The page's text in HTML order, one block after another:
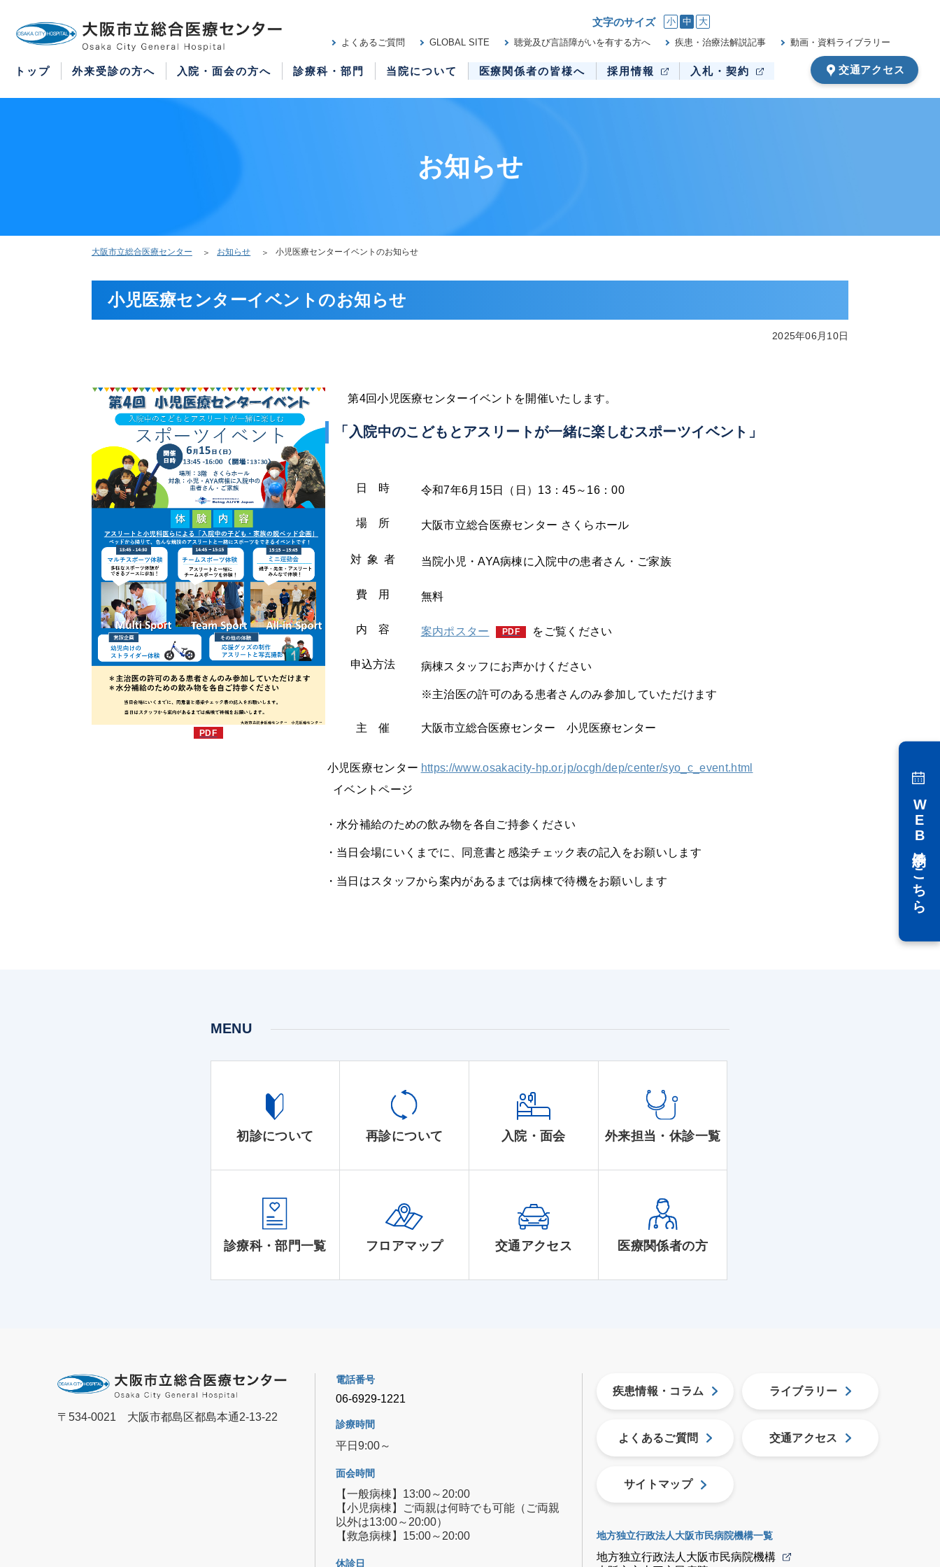
文字のサイズ 小 中 大
交通アクセス
トップ 外来受診の方へ 入院・面会の方へ 診療科・部門 当院について 医療関係者の皆様へ 採用情報 入札・契約
よくあるご質問 GLOBAL SITE 聴覚及び言語障がいを有する方へ 疾患・治療法解説記事 動画・資料ライブラリー
お知らせ
大阪市立総合医療センター お知らせ 小児医療センターイベントのお知らせ
小児医療センターイベントのお知らせ
2025年06月10日
第4回小児医療センターイベントを開催いたします。
「入院中のこどもとアスリートが一緒に楽しむスポーツイベント」
日 時 令和7年6月15日（日）13：45～16：00
場 所 大阪市立総合医療センター さくらホール
対 象 者 当院小児・AYA病棟に入院中の患者さん・ご家族
費 用 無料
内 容 案内ポスター をご覧ください
申込方法 病棟スタッフにお声かけください
※主治医の許可のある患者さんのみ参加していただけます
主 催 大阪市立総合医療センター 小児医療センター
小児医療センター
イベントページ
https://www.osakacity-hp.or.jp/ocgh/dep/center/syo_c_event.html
・水分補給のための飲み物を各自ご持参ください
・当日会場にいくまでに、同意書と感染チェック表の記入をお願いします
・当日はスタッフから案内があるまでは病棟で待機をお願いします WEB予約はこちら
紹介状をお持ちの方はこちら
再診の予約変更はこちら
MENU
初診について 再診について 入院・面会 外来担当・休診一覧
診療科・部門一覧 フロアマップ 交通アクセス 医療関係者の方
〒534-0021 大阪市都島区都島本通2-13-22
電話番号
06-6929-1221
診療時間
平日9:00～
面会時間
【一般病棟】13:00～20:00
【小児病棟】ご両親は何時でも可能（ご両親
以外は13:00～20:00）
【救急病棟】15:00～20:00
休診日
疾患情報・コラム ライブラリー
よくあるご質問 交通アクセス
サイトマップ
地方独立行政法人大阪市民病院機構一覧
地方独立行政法人大阪市民病院機構